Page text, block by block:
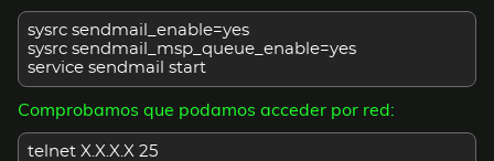
sysrc sendmail_enable=yes
sysrc sendmail_msp_queue_enable=yes
service sendmail start
Comprobamos que podamos acceder por red:
telnet X.X.X.X 25